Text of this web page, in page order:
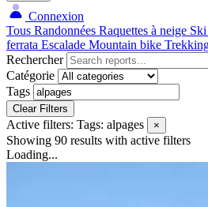
Connexion
Tous Randonnées Raquettes à neige
ferrata Escalade Mountain bike
Rechercher
Catégorie
Tags
Clear Filters
Active filters: Tags: alpages ×
Showing 90 results with active filters
Loading...